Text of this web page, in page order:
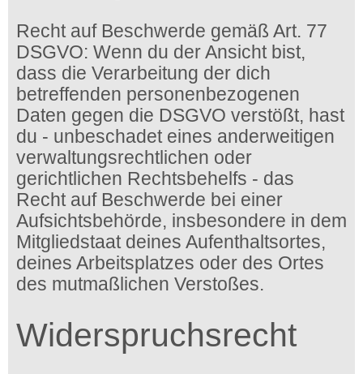
Recht auf Beschwerde gemäß Art. 77
DSGVO: Wenn du der Ansicht bist,
dass die Verarbeitung der dich
betreffenden personenbezogenen
Daten gegen die DSGVO verstößt, hast
du - unbeschadet eines anderweitigen
verwaltungsrechtlichen oder
gerichtlichen Rechtsbehelfs - das
Recht auf Beschwerde bei einer
Aufsichtsbehörde, insbesondere in dem
Mitgliedstaat deines Aufenthaltsortes,
deines Arbeitsplatzes oder des Ortes
des mutmaßlichen Verstoßes.
Widerspruchsrecht